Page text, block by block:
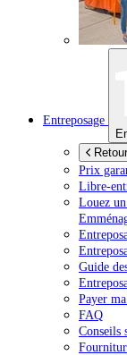
Entreposage
Prix
Libre-
Louez
Guide
Payer
FAQ
Conseils